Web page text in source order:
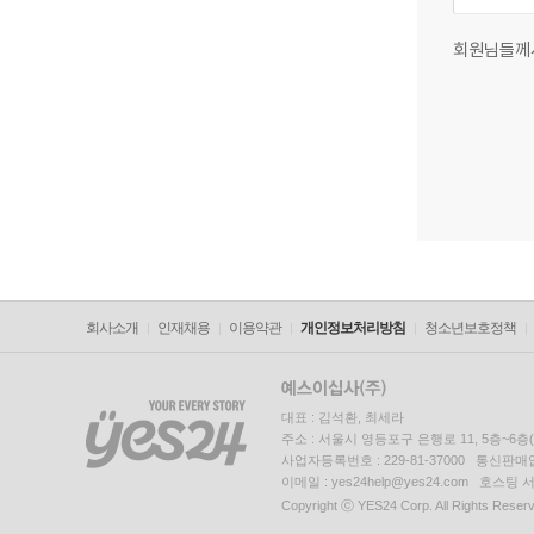
회원님들
회사소개 인재채용 이용약관 개인정보처리방침 청소년보호정책
대표 : 김석환, 최세라
주소 : 서울시 영등포구 은행로 11, 5층~6
사업자등록번호 : 229-81-37000 통신판매
이메일 : yes24help@yes24.com 호스팅
Copyright ⓒ YES24 Corp. All Rights